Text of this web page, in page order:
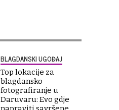
BLAGDANSKI UGOĐAJ
Top lokacije za
blagdansko
fotografiranje u
Daruvaru: Evo gdje